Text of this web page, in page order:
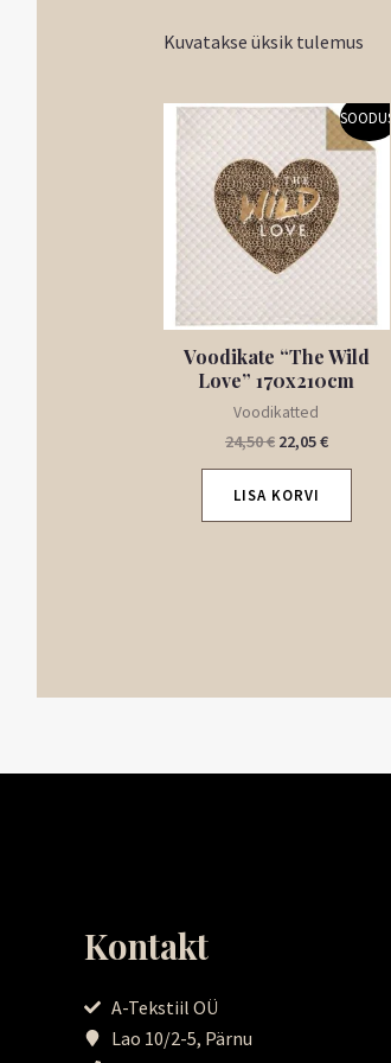
Kuvatakse üksik tulemus
SOODUS!
Voodikate “The Wild
Love” 170x210cm
Voodikatted
24,50€
Algne
hind
oli:
24,50 €.
22,05€
Praegune
hind
on:
22,05 €.
LISA KORVI
Kontakt
A-Tekstiil OÜ
Lao 10/2-5, Pärnu